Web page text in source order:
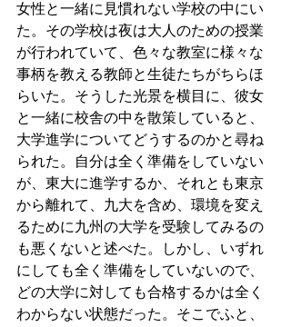
女性と一緒に見慣れない学校の中にい
た。その学校は夜は大人のための授業
が行われていて、色々な教室に様々な
事柄を教える教師と生徒たちがちらほ
らいた。そうした光景を横目に、彼女
と一緒に校舎の中を散策していると、
大学進学についてどうするのかと尋ね
られた。自分は全く準備をしていない
が、東大に進学するか、それとも東京
から離れて、九大を含め、環境を変え
るために九州の大学を受験してみるの
も悪くないと述べた。しかし、いずれ
にしても全く準備をしていないので、
どの大学に対しても合格するかは全く
わからない状態だった。そこでふと、